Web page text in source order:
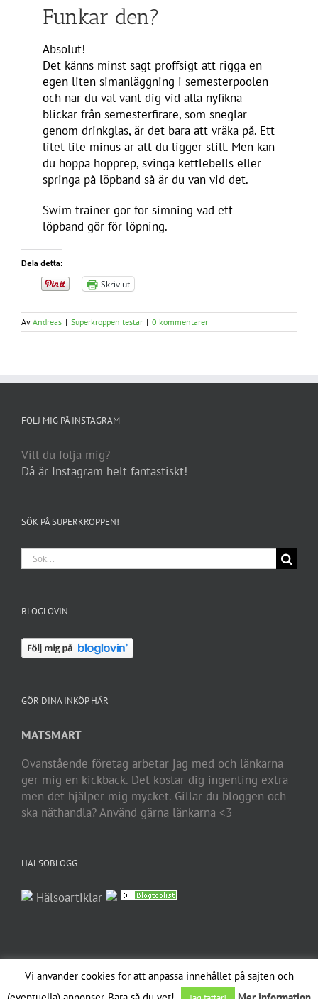
Funkar den?
Absolut!
Det känns minst sagt proffsigt att rigga en
egen liten simanläggning i semesterpoolen
och när du väl vant dig vid alla nyfikna
blickar från semesterfirare, som sneglar
genom drinkglas, är det bara att vräka på. Ett
litet lite minus är att du ligger still. Men kan
du hoppa hopprep, svinga kettlebells eller
springa på löpband så är du van vid det.
Swim trainer gör för simning vad ett
löpband gör för löpning.
Dela detta:
Skriv ut
Av Andreas | Superkroppen testar | 0 kommentarer
FÖLJ MIG PÅ INSTAGRAM
Vill du följa mig?
Då är Instagram helt fantastiskt!
SÖK PÅ SUPERKROPPEN!
Sök
efter:
BLOGLOVIN
GÖR DINA INKÖP HÄR
MATSMART
Ovanstående företag arbetar jag med och länkarna
ger mig en kickback. Det kostar dig ingenting extra
men det hjälper mig mycket. Gillar du bloggen och
ska näthandla? Använd gärna länkarna <3
HÄLSOBLOGG
Hälsoartiklar
Copyright 2012 Avada | All Rights Reserved | Powered by
Vi använder cookies för att anpassa innehållet på sajten och